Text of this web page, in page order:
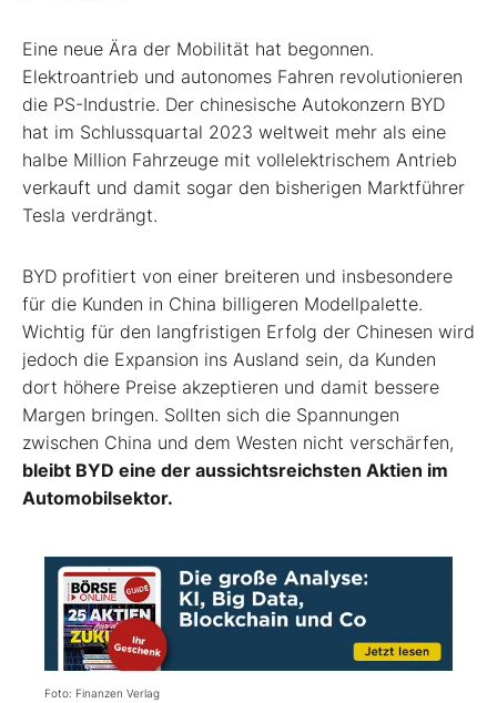
Eine neue Ära der Mobilität hat begonnen.
Elektroantrieb und autonomes Fahren revolutionieren
die PS-Industrie. Der chinesische Autokonzern BYD
hat im Schlussquartal 2023 weltweit mehr als eine
halbe Million Fahrzeuge mit vollelektrischem Antrieb
verkauft und damit sogar den bisherigen Marktführer
Tesla verdrängt.
BYD profitiert von einer breiteren und insbesondere
für die Kunden in China billigeren Modellpalette.
Wichtig für den langfristigen Erfolg der Chinesen wird
jedoch die Expansion ins Ausland sein, da Kunden
dort höhere Preise akzeptieren und damit bessere
Margen bringen. Sollten sich die Spannungen
zwischen China und dem Westen nicht verschärfen,
bleibt BYD eine der aussichtsreichsten Aktien im
Automobilsektor.
Foto: Finanzen Verlag